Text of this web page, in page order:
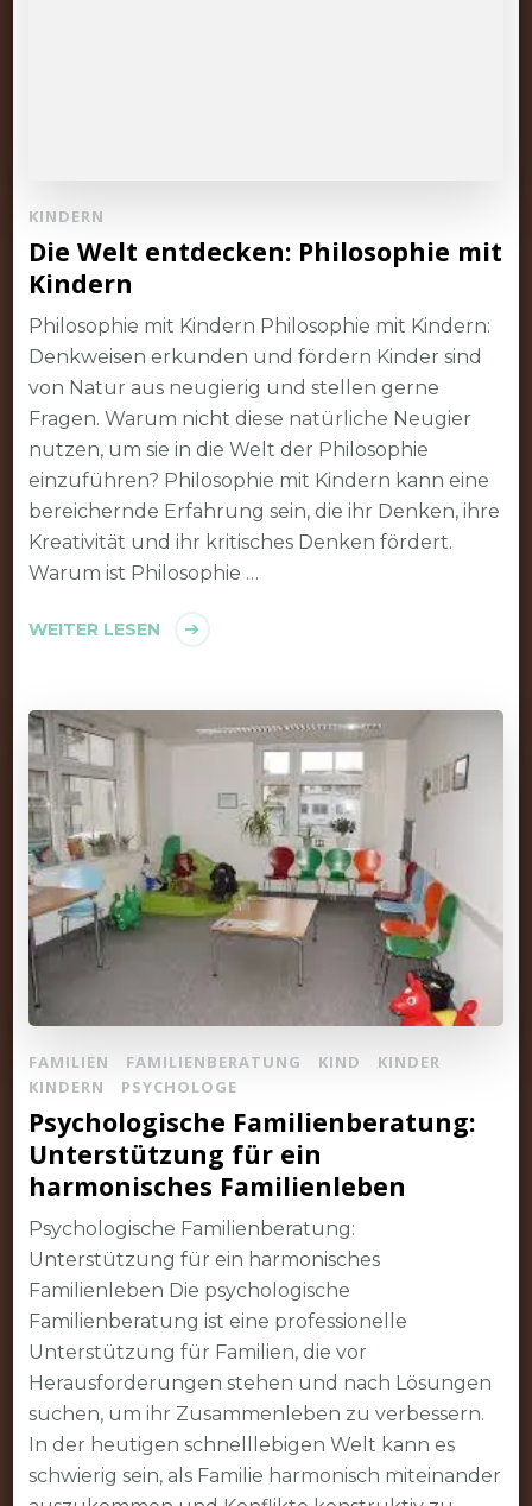
KINDERN
Die Welt entdecken: Philosophie mit
Kindern
Philosophie mit Kindern Philosophie mit Kindern:
Denkweisen erkunden und fördern Kinder sind
von Natur aus neugierig und stellen gerne
Fragen. Warum nicht diese natürliche Neugier
nutzen, um sie in die Welt der Philosophie
einzuführen? Philosophie mit Kindern kann eine
bereichernde Erfahrung sein, die ihr Denken, ihre
Kreativität und ihr kritisches Denken fördert.
Warum ist Philosophie …
WEITER LESEN
FAMILIEN FAMILIENBERATUNG KIND
KINDER
KINDERN
PSYCHOLOGE
Psychologische Familienberatung:
Unterstützung für ein
harmonisches Familienleben
Psychologische Familienberatung:
Unterstützung für ein harmonisches
Familienleben Die psychologische
Familienberatung ist eine professionelle
Unterstützung für Familien, die vor
Herausforderungen stehen und nach Lösungen
suchen, um ihr Zusammenleben zu verbessern.
In der heutigen schnelllebigen Welt kann es
schwierig sein, als Familie harmonisch miteinander